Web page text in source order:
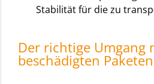
Stabilität für die zu
Der richtige Umgang
beschädigten Paketen